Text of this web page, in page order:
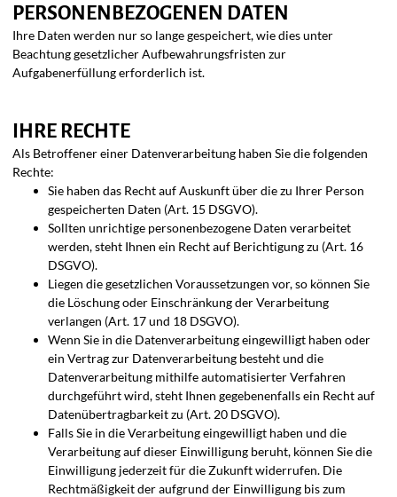
PERSONENBEZOGENEN DATEN
Ihre Daten werden nur so lange gespeichert, wie dies unter
Beachtung gesetzlicher Aufbewahrungsfristen zur
Aufgabenerfüllung erforderlich ist.
IHRE RECHTE
Als Betroffener einer Datenverarbeitung haben Sie die folgenden
Rechte:
Sie haben das Recht auf Auskunft über die zu Ihrer Person
gespeicherten Daten (Art. 15 DSGVO).
Sollten unrichtige personenbezogene Daten verarbeitet
werden, steht Ihnen ein Recht auf Berichtigung zu (Art. 16
DSGVO).
Liegen die gesetzlichen Voraussetzungen vor, so können Sie
die Löschung oder Einschränkung der Verarbeitung
verlangen (Art. 17 und 18 DSGVO).
Wenn Sie in die Datenverarbeitung eingewilligt haben oder
ein Vertrag zur Datenverarbeitung besteht und die
Datenverarbeitung mithilfe automatisierter Verfahren
durchgeführt wird, steht Ihnen gegebenenfalls ein Recht auf
Datenübertragbarkeit zu (Art. 20 DSGVO).
Falls Sie in die Verarbeitung eingewilligt haben und die
Verarbeitung auf dieser Einwilligung beruht, können Sie die
Einwilligung jederzeit für die Zukunft widerrufen. Die
Rechtmäßigkeit der aufgrund der Einwilligung bis zum